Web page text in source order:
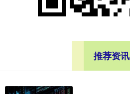
推荐资讯